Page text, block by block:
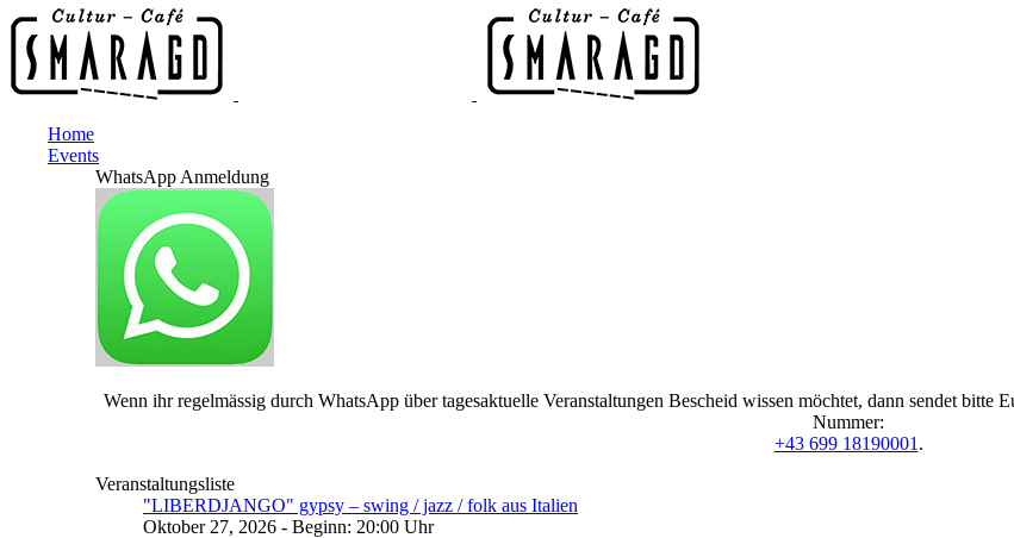
Home
Events
WhatsApp Anmeldung
Wenn ihr regelmässig durch WhatsApp über tagesaktuelle Veranstaltungen Bescheid wissen möchtet, dann sendet
Nummer:
+43 699 18190001 .
Veranstaltungsliste
"LIBERDJANGO" gypsy – swing / jazz / folk aus Italien
Oktober 27, 2026 - Beginn: 20:00 Uhr